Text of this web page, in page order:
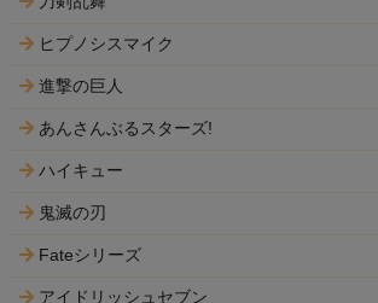
ヒプノシスマイク
進撃の巨人
あんさんぶるスターズ!
ハイキュー
鬼滅の刃
Fateシリーズ
アイドリッシュセブン